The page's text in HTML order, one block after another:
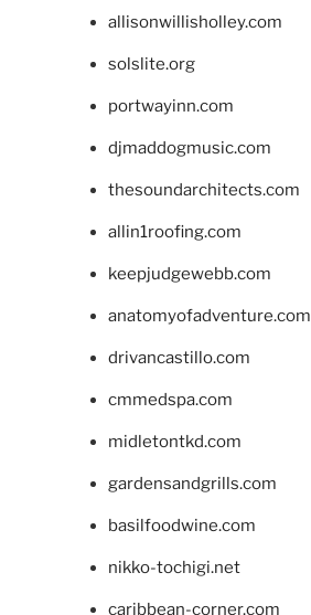
allisonwillisholley.com
solslite.org
portwayinn.com
djmaddogmusic.com
thesoundarchitects.com
allin1roofing.com
keepjudgewebb.com
anatomyofadventure.com
drivancastillo.com
cmmedspa.com
midletontkd.com
gardensandgrills.com
basilfoodwine.com
nikko-tochigi.net
caribbean-corner.com